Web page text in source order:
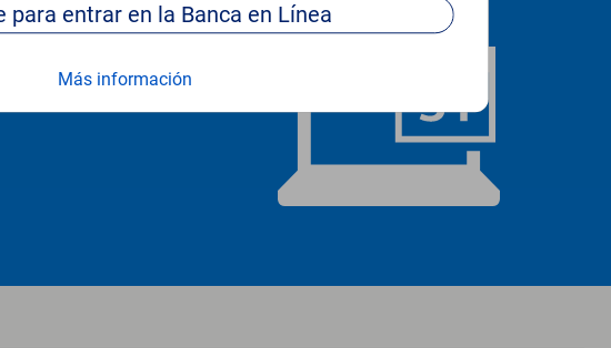
Continúe para entrar en la Banca en Línea
Más información